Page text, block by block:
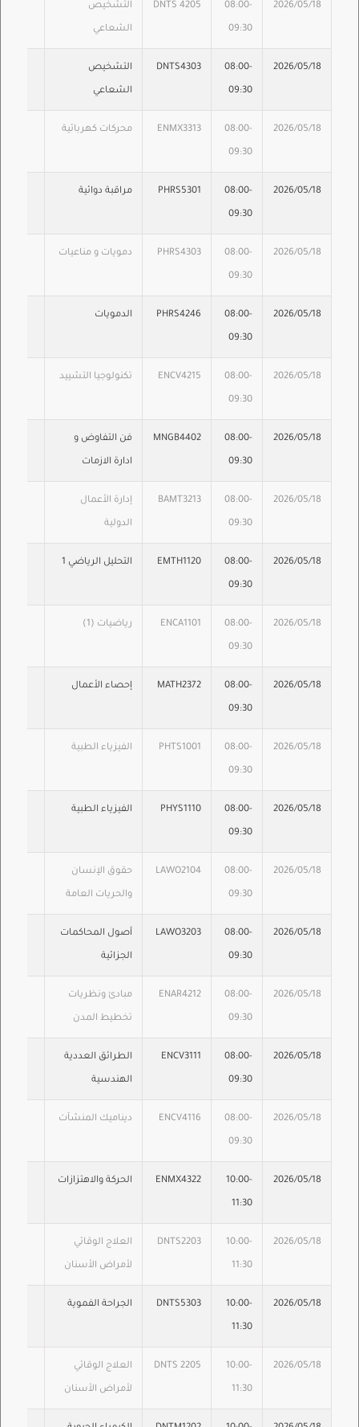
2026/05/18
08:00-
09:30
DNTS 4205 التشخيص
الشعاعي
2026/05/18
08:00-
09:30
DNTS4303 التشخيص
الشعاعي
2026/05/18
08:00-
09:30
ENMX3313 محركات كهربائية
2026/05/18
08:00-
09:30
PHRS5301 مراقبة دوائية
2026/05/18
08:00-
09:30
PHRS4303 دمويات و مناعيات
2026/05/18
08:00-
09:30
PHRS4246 الدمويات
2026/05/18
08:00-
09:30
ENCV4215 تكنولوجيا التشييد
2026/05/18
08:00-
09:30
MNGB4402 فن التفاوض و
ادارة الازمات
2026/05/18
08:00-
09:30
BAMT3213 إدارة الأعمال
الدولية
2026/05/18
08:00-
09:30
EMTH1120 التحليل الرياضي 1
2026/05/18
08:00-
09:30
ENCA1101 رياضيات (1)
2026/05/18
08:00-
09:30
MATH2372 إحصاء الأعمال
2026/05/18
08:00-
09:30
PHTS1001 الفيزياء الطبية
2026/05/18
08:00-
09:30
PHYS1110 الفيزياء الطبية
2026/05/18
08:00-
09:30
LAWO2104 حقوق الإنسان
والحريات العامة
2026/05/18
08:00-
09:30
LAWO3203 أصول المحاكمات
الجزائية
2026/05/18
08:00-
09:30
ENAR4212 مبادئ ونظريات
تخطيط المدن
2026/05/18
08:00-
09:30
ENCV3111 الطرائق العددية
الهندسية
2026/05/18
08:00-
09:30
ENCV4116 ديناميك المنشآت
2026/05/18
10:00-
11:30
ENMX4322 الحركة والاهتزازات
2026/05/18
10:00-
11:30
DNTS2203 العلاج الوقائي
لأمراض الأسنان
2026/05/18
10:00-
11:30
DNTS5303 الجراحة الفموية
2026/05/18
10:00-
11:30
DNTS 2205 العلاج الوقائي
لأمراض الأسنان